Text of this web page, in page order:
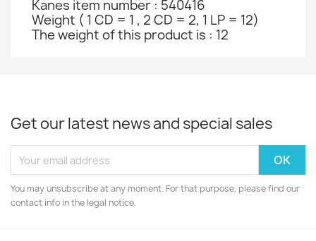
Kanes item number : 540416
Weight ( 1 CD = 1 , 2 CD = 2, 1 LP = 12)
The weight of this product is : 12
Get our latest news and special sales
You may unsubscribe at any moment. For that purpose, please find our
contact info in the legal notice.